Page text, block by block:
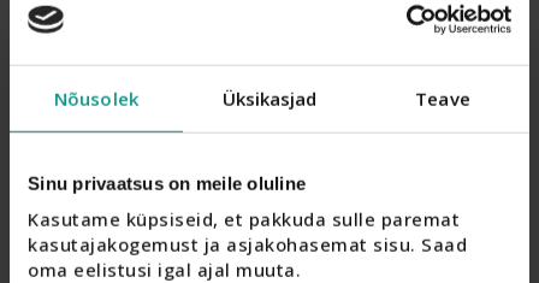
Nõusolek Üksikasjad Teave
Sinu privaatsus on meile oluline
Kasutame küpsiseid, et pakkuda sulle paremat
kasutajakogemust ja asjakohasemat sisu. Saad
oma eelistusi igal ajal muuta.